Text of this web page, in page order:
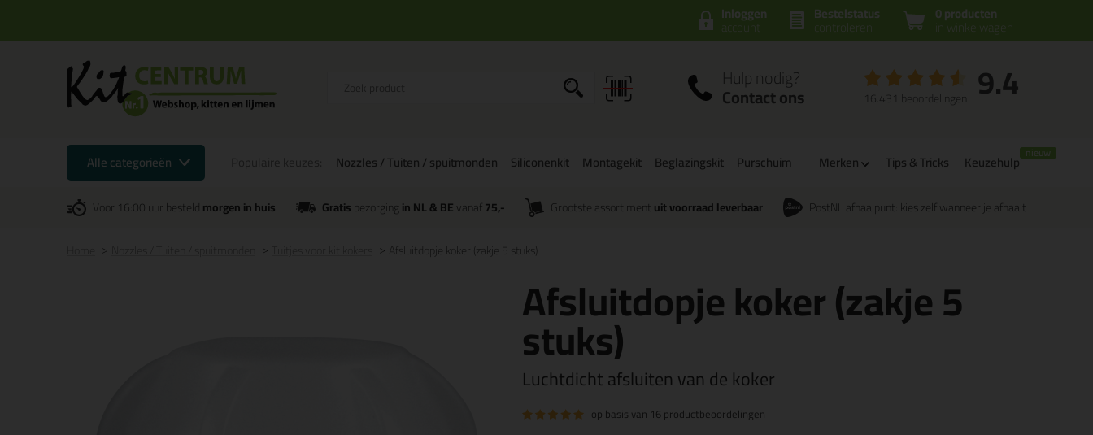
0 producten
in winkelwagen
Bestelstatus
controleren
Inloggen
account
Hulp nodig?
Contact ons 9.4
16.431 beoordelingen
Alle categorieën Nozzles / Tuiten / spuitmonden Siliconenkit Montagekit Beglazingskit Purschuim Merken Tips & Tricks Keuzehulp
Voor 16:00 uur besteldmorgen in huis Gratisbezorgingin NL & BEvanaf 75,- Grootste assortiment uit voorraad leverbaar PostNL afhaalpunt: kies zelf wanneer je afhaalt
Afsluitdopje koker (zakje 5 stuks)
Afsluitdopje koker (zakje 5
stuks)
Luchtdicht afsluiten van de koker
op basis van 16 productbeoordelingen